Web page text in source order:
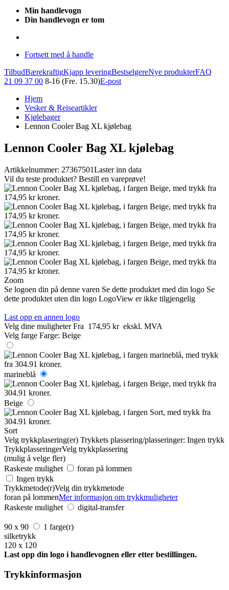
Min handlevogn
Din handlevogn er tom
Fortsett med å handle
TilbudBærekraftigKjapp leveringBestselgereNye produkterFAQ
21 09 37 00 8-16 (Fre. 15.30)E-post
Hjem
Vesker & Reiseartikler
Kjølebager
Lennon Cooler Bag XL kjølebag
Lennon Cooler Bag XL kjølebag
Artikkelnummer: 27367501Laster inn data
Vil du teste produktet? Bestill en vareprøve!
Zoom
Se logoen din på denne varen Se dette produktet med din logo Se
dette produktet uten din logo LogoView er ikke tilgjengelig
Last opp en annen logo
Velg dine muligheter Fra 174,95 kr ekskl. MVA
Velg farge Farge: Beige
marineblå
Beige
Sort
Velg trykkplasering(er) Trykkets plassering/plasseringer: Ingen trykk
TrykkplasseringerVelg trykkplassering
(mulig å velge fler)
Raskeste mulighet
foran på lommen
Ingen trykk
Trykkmetode(r)Velg din trykkmetode
foran på lommenMer informasjon om trykkmuligheter
Raskeste mulighet
digital-transfer
90 x 90
1 farge(r)
silketrykk
120 x 120
Last opp din logo i handlevognen eller etter bestillingen.
Trykkinformasjon